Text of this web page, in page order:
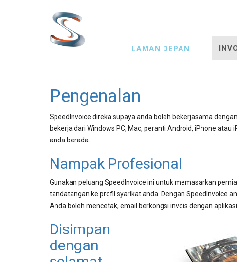
Main
LAMAN DEPAN
Pengenalan
SpeedInvoice direka supaya anda boleh bekerjasama
bekerja dari Windows PC, Mac, peranti Android, iPhone
anda berada.
Nampak Profesional
Gunakan peluang SpeedInvoice ini untuk memasarkan
tandatangan ke profil syarikat anda. Dengan SpeedInvoice
Anda boleh mencetak, email berkongsi invois dengan
Disimpan
dengan